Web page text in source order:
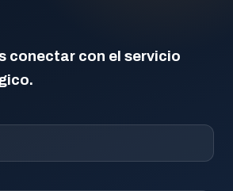
conectar con el servicio